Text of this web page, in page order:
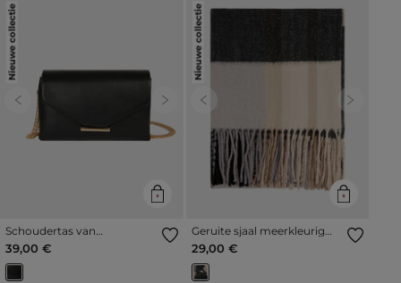
Nieuwe collectie
Previous Next
Schoudertas van
imitatieleer zwart vrouw
39,00 €
Nieuwe collectie
Previous Next
Geruite sjaal meerkleurig
vrouw
29,00 €